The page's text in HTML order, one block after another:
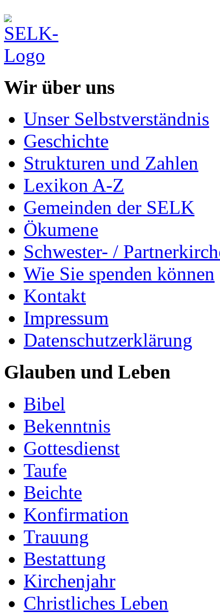
Wir über uns
Unser Selbstverständnis
Geschichte
Strukturen und Zahlen
Lexikon A-Z
Gemeinden der SELK
Ökumene
Schwester- /
Wie Sie spenden können
Kontakt
Impressum
Datenschutzerklärung
Glauben und Leben
Bibel
Bekenntnis
Gottesdienst
Taufe
Beichte
Konfirmation
Trauung
Bestattung
Kirchenjahr
Christliches Leben